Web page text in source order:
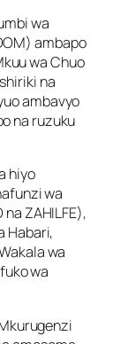
wa
ambapo
wa Chuo
na
ambavyo
na ruzuku
hiyo
wa
ZAHILFE),
Habari,
wa
wa